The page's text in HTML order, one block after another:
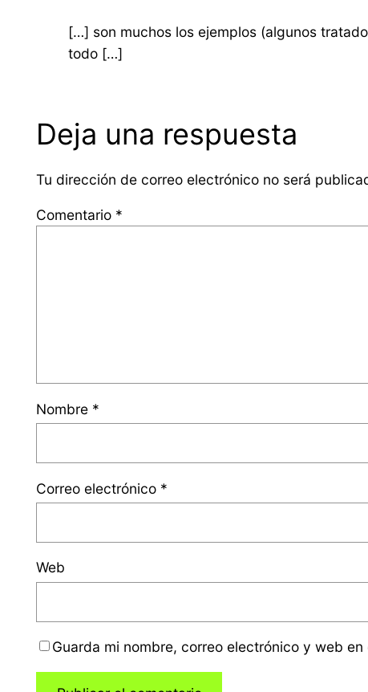
[…] son muchos los ejemplos (algunos
todo […]
Deja una respuesta
Tu dirección de correo electrónico no será
Comentario *
Nombre *
Correo electrónico *
Web
Guarda mi nombre, correo electrónico y web